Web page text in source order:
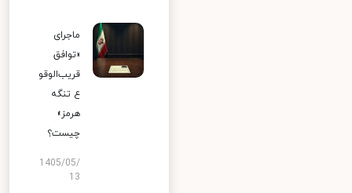
ماجرای
«توافق
قریب‌الوقو
ع تنگه
هرمز»
چیست؟
1405/05/
13